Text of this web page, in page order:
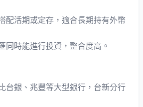
配活期或定存，適合長期持有外幣
同時能進行投資，整合度高。
台銀、兆豐等大型銀行，台新分行